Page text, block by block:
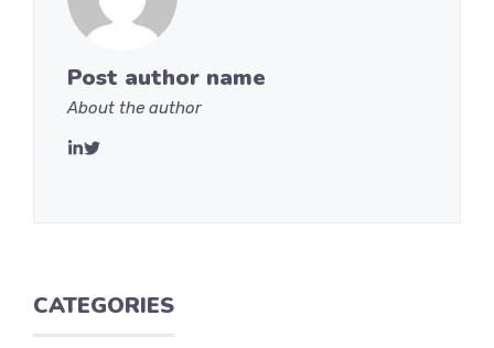
Post author name
About the author
CATEGORIES